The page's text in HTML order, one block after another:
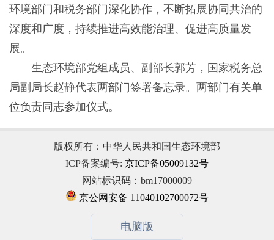
环境部门和税务部门深化协作，不断拓展协同共治的
深度和广度，持续推进高效能治理、促进高质量发
展。
生态环境部党组成员、副部长郭芳，国家税务总
局副局长赵静代表两部门签署备忘录。两部门有关单
位负责同志参加仪式。
版权所有：中华人民共和国生态环境部
ICP备案编号: 京ICP备05009132号
网站标识码：bm17000009
京公网安备 11040102700072号
电脑版